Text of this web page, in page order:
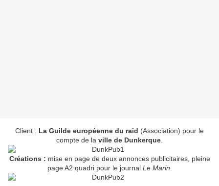
Client : La Guilde européenne du raid (Association) pour le
compte de la ville de Dunkerque
Créations : mise en page de deux annonces publicitaires, pleine
page A2 quadri pour le journal Le Marin